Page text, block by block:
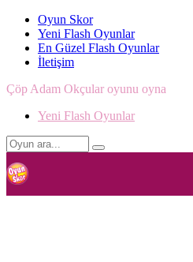
Oyun Skor
Yeni Flash Oyunlar
En Güzel Flash Oyunlar
İletişim
Çöp Adam Okçular oyunu oyna
Yeni Flash Oyunlar